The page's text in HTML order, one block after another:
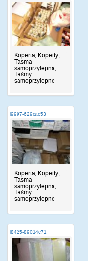
Koperta, Koperty,
Taśma
samoprzylepna,
Taśmy
samoprzylepne
i9997-629cac53
Koperta, Koperty,
Taśma
samoprzylepna,
Taśmy
samoprzylepne
i8425-89014c71